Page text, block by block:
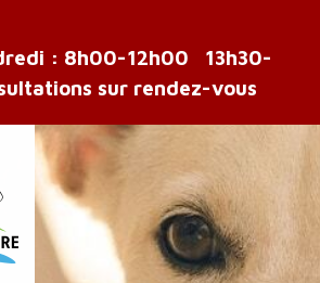
: 8h00-12h00 13h30-
sur rendez-vous